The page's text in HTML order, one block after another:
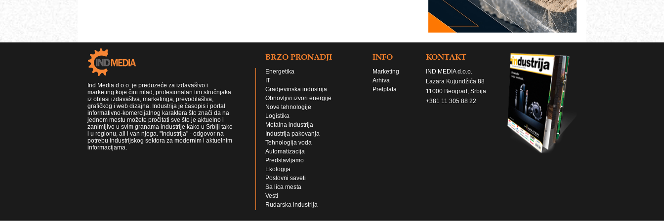
Ind Media d.o.o. je preduzeće za izdavaštvo i
marketing koje čini mlad, profesionalan tim stručnjaka
iz oblasi izdavaštva, marketinga, prevodilaštva,
grafičkog i web dizajna. Industrija je časopis i portal
informativno-komercijalnog karaktera što znači da na
jednom mestu možete pročitati sve što je aktuelno i
zanimljivo u svim granama industrije kako u Srbiji tako
i u regionu, ali i van njega. "Industrija" - odgovor na
potrebu industrijskog sektora za modernim i aktuelnim
informacijama.
BRZO PRONADJI
Energetika
IT
Gradjevinska industrija
Obnovljivi izvori energije
Nove tehnologije
Logistika
Metalna industrija
Industrija pakovanja
Tehnologija voda
Automatizacija
Predstavljamo
Ekologija
Poslovni saveti
Sa lica mesta
Vesti
Rudarska industrija
INFO
Marketing
Arhiva
Pretplata
KONTAKT
IND MEDIA d.o.o.
Lazara Kujundžića 88
11000 Beograd, Srbija
+381 11 305 88 22